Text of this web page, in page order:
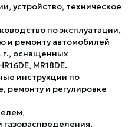
устройство, техническое
по эксплуатации,
и ремонту автомобилей
г., оснащенных
MR18DE.
инструкции по
ремонту и регулировке
газораспределения,